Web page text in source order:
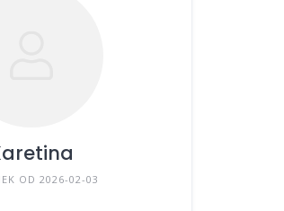
OD 2026-02-03